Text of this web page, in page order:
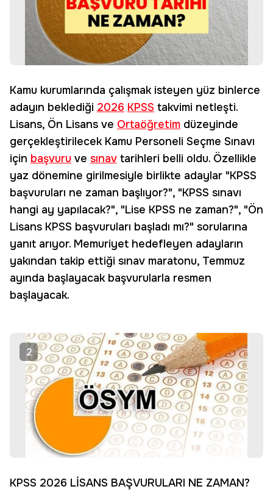
Kamu kurumlarında çalışmak isteyen yüz binlerce
adayın beklediği 2026 KPSS takvimi netleşti.
Lisans, Ön Lisans ve Ortaöğretim düzeyinde
gerçekleştirilecek Kamu Personeli Seçme Sınavı
için başvuru ve sınav tarihleri belli oldu. Özellikle
yaz dönemine girilmesiyle birlikte adaylar "KPSS
başvuruları ne zaman başlıyor?", "KPSS sınavı
hangi ay yapılacak?", "Lise KPSS ne zaman?", "Ön
Lisans KPSS başvuruları başladı mı?" sorularına
yanıt arıyor. Memuriyet hedefleyen adayların
yakından takip ettiği sınav maratonu, Temmuz
ayında başlayacak başvurularla resmen
başlayacak.
2
KPSS 2026 LİSANS BAŞVURULARI NE ZAMAN?